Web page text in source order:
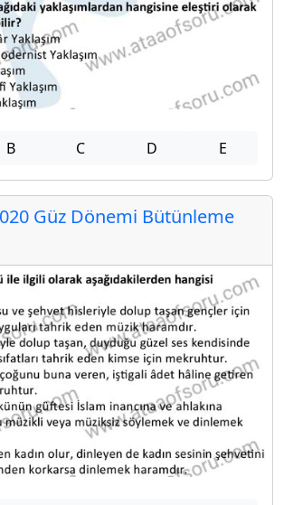
B C D E
Güz Dönemi Bütünleme